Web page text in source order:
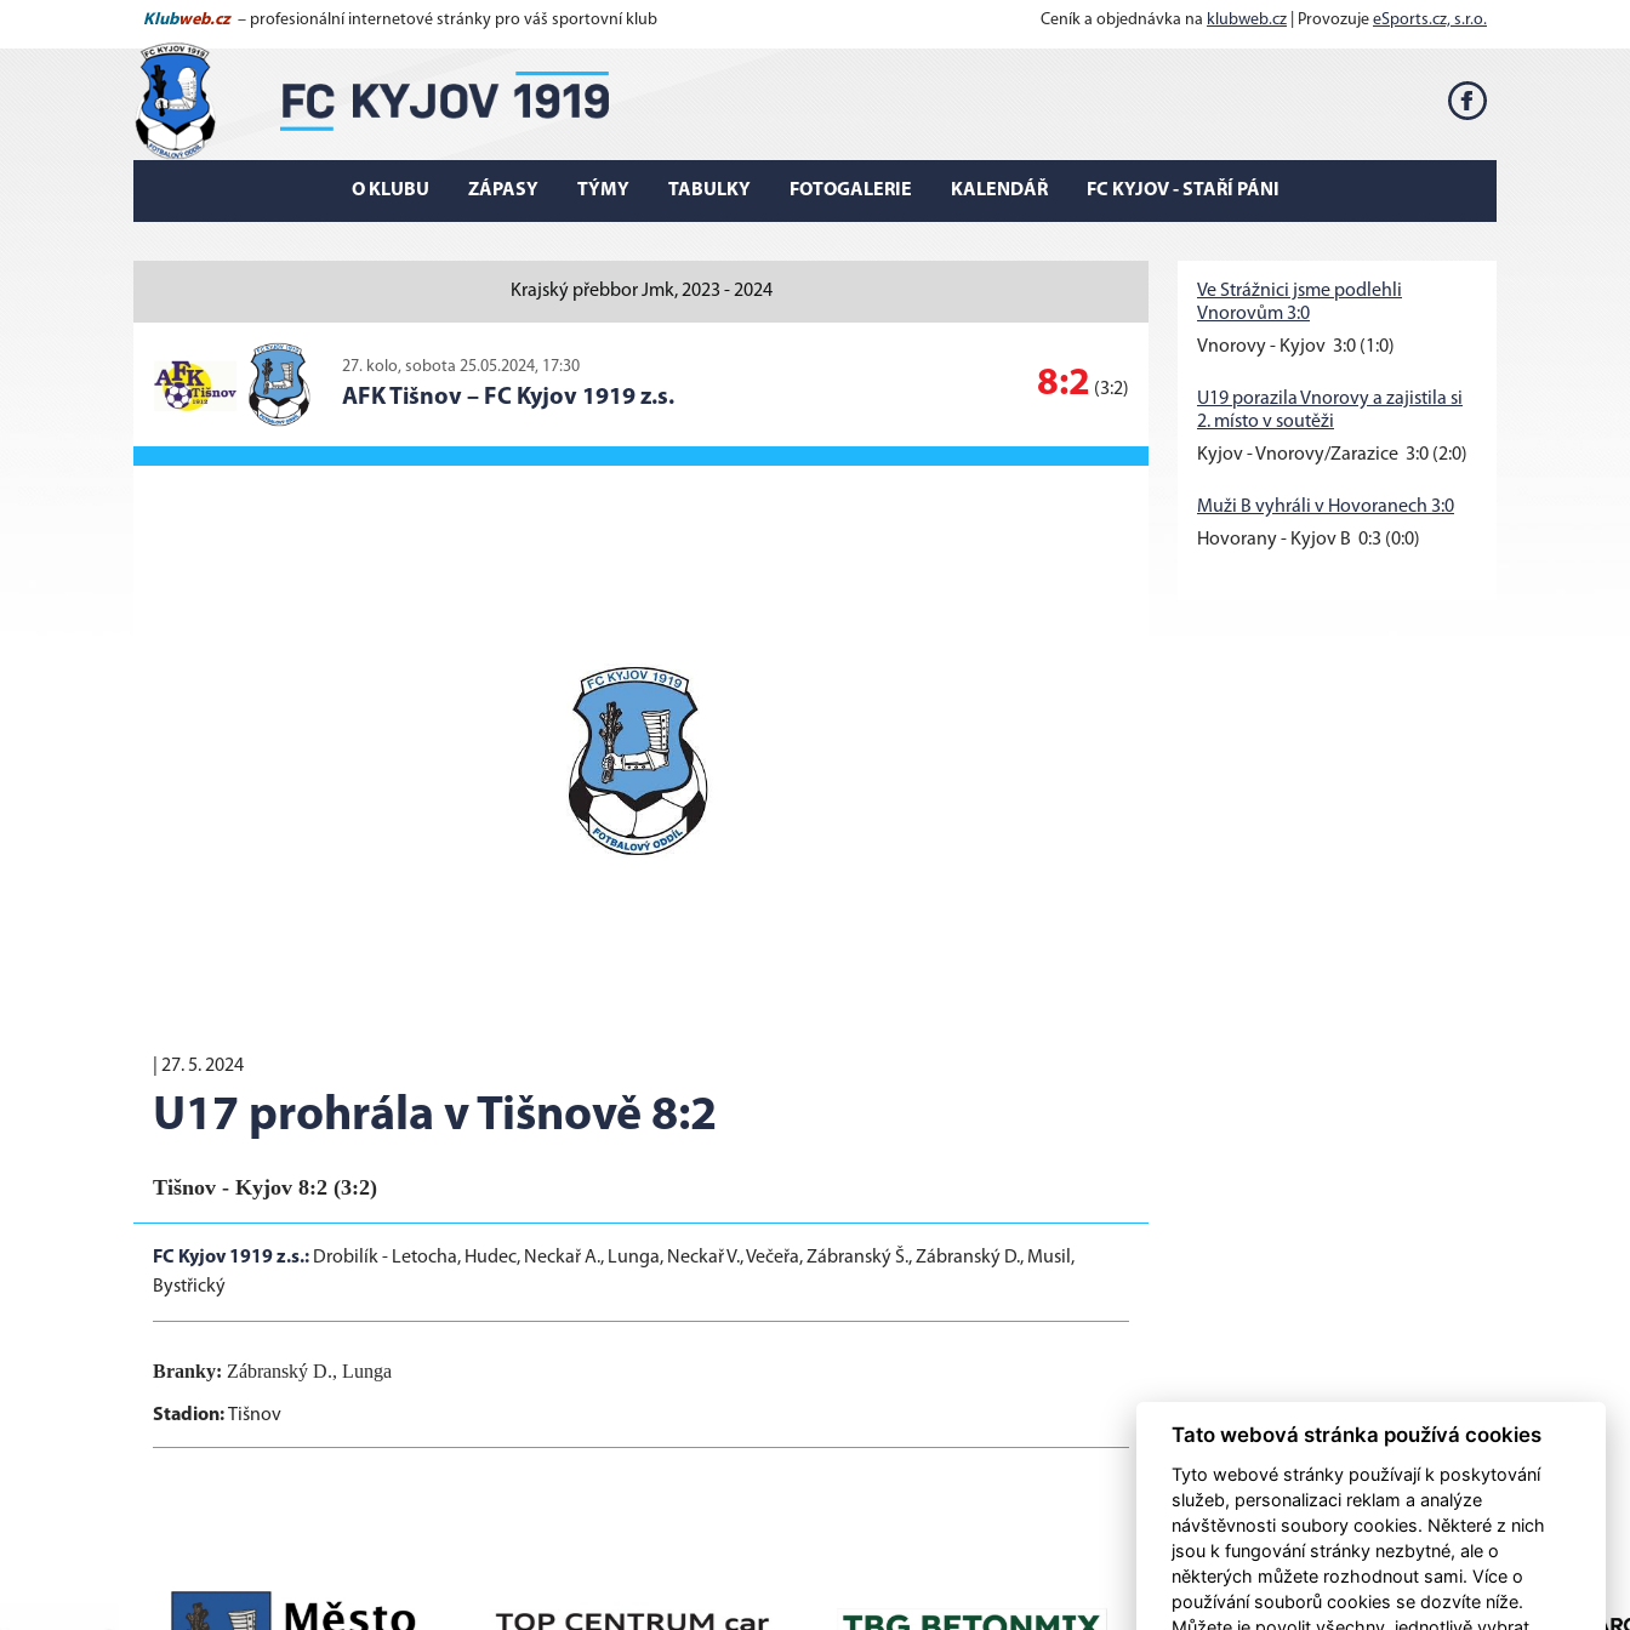
Klubweb.cz – profesionální internetové stránky pro váš sportovní klub Ceník a objednávka na klubweb.cz | Provozuje eSports.cz, s.r.o.
O KLUBU ZÁPASY TÝMY TABULKY FOTOGALERIE KALENDÁŘ FC KYJOV - STAŘÍ PÁNI
Krajský přebbor Jmk, 2023 - 2024
27. kolo, sobota 25.05.2024, 17:30
AFK Tišnov – FC Kyjov 1919 z.s. 8:2 (3:2)
27. 5. 2024
U17 prohrála v Tišnově 8:2
Tišnov - Kyjov 8:2 (3:2)
FC Kyjov 1919 z.s.: Drobilík - Letocha, Hudec, Neckař A., Lunga, Neckař V., Večeřa, Zábranský Š., Zábranský D., Musil,
Bystřický
Branky: Zábranský D., Lunga
Stadion:Tišnov
Ve Strážnici jsme podlehli
Vnorovům 3:0
Vnorovy - Kyjov 3:0 (1:0)
U19 porazila Vnorovy a zajistila si
2. místo v soutěži
Kyjov - Vnorovy/Zarazice 3:0 (2:0)
Muži B vyhráli v Hovoranech 3:0
Hovorany - Kyjov B 0:3 (0:0)
Tato webová stránka používá cookies
Tyto webové stránky používají k poskytování
služeb, personalizaci reklam a analýze
návštěvnosti soubory cookies. Některé z nich
jsou k fungování stránky nezbytné, ale o
některých můžete rozhodnout sami. Více o
používání souborů cookies se dozvíte níže.